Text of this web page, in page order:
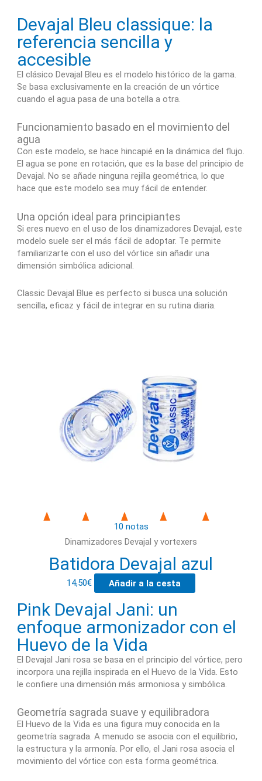
Devajal Bleu classique: la
referencia sencilla y
accesible
El clásico Devajal Bleu es el modelo histórico de la gama.
Se basa exclusivamente en la creación de un vórtice
cuando el agua pasa de una botella a otra.
Funcionamiento basado en el movimiento del
agua
Con este modelo, se hace hincapié en la dinámica del flujo.
El agua se pone en rotación, que es la base del principio de
Devajal. No se añade ninguna rejilla geométrica, lo que
hace que este modelo sea muy fácil de entender.
Una opción ideal para principiantes
Si eres nuevo en el uso de los dinamizadores Devajal, este
modelo suele ser el más fácil de adoptar. Te permite
familiarizarte con el uso del vórtice sin añadir una
dimensión simbólica adicional.
Classic Devajal Blue es perfecto si busca una solución
sencilla, eficaz y fácil de integrar en su rutina diaria.
10 notas
Dinamizadores Devajal y vortexers
Batidora Devajal azul
14,50€ Añadir a la cesta
Pink Devajal Jani: un
enfoque armonizador con el
Huevo de la Vida
El Devajal Jani rosa se basa en el principio del vórtice, pero
incorpora una rejilla inspirada en el Huevo de la Vida. Esto
le confiere una dimensión más armoniosa y simbólica.
Geometría sagrada suave y equilibradora
El Huevo de la Vida es una figura muy conocida en la
geometría sagrada. A menudo se asocia con el equilibrio,
la estructura y la armonía. Por ello, el Jani rosa asocia el
movimiento del vórtice con esta forma geométrica.